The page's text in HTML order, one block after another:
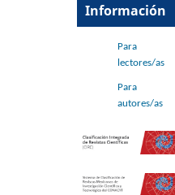
Información
Para
lectores/as
Para
autores/as